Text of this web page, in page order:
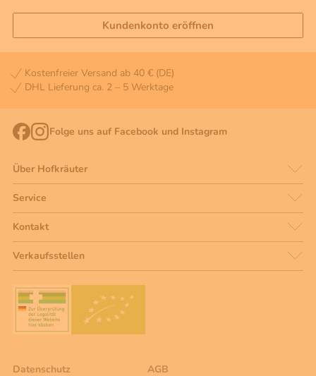
Kundenkonto eröffnen
Kostenfreier Versand ab 40 € (DE)
DHL Lieferung ca. 2 – 5 Werktage
Folge uns auf Facebook und Instagram
Über Hofkräuter
Service
Kontakt
Verkaufsstellen
Datenschutz AGB